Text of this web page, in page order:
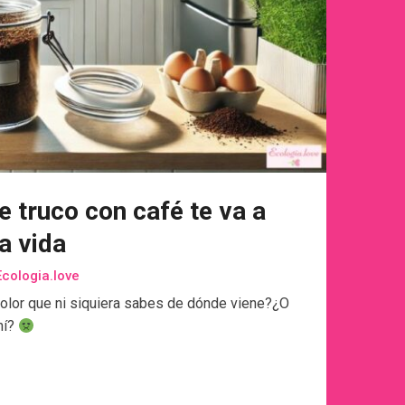
truco con café te va a
vida
que ni siquiera sabes de dónde viene?¿O